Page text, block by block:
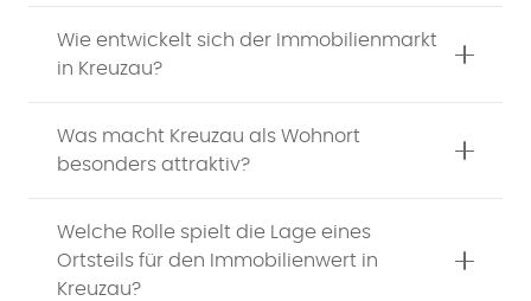
Wie entwickelt sich der Immobilienmarkt
in Kreuzau?
Was macht Kreuzau als Wohnort
besonders attraktiv?
Welche Rolle spielt die Lage eines
Ortsteils für den Immobilienwert in
Kreuzau?